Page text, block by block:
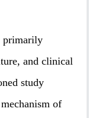
primarily
and clinical
study
of